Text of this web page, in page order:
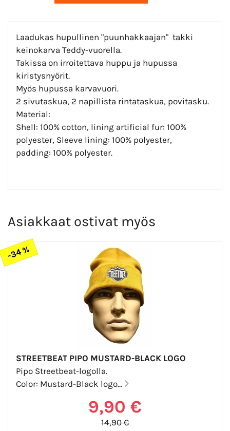
Laadukas hupullinen "puunhakkaajan" takki
keinokarva Teddy-vuorella.
Takissa on irroitettava huppu ja hupussa
kiristysnyörit.
Myös hupussa karvavuori.
2 sivutaskua, 2 napillista rintataskua, povitasku.
Material:
Shell: 100% cotton, lining artificial fur: 100%
polyester, Sleeve lining: 100% polyester,
padding: 100% polyester.
Asiakkaat ostivat myös
-34 %
STREETBEAT PIPO MUSTARD-BLACK LOGO
Pipo Streetbeat-logolla.
Color: Mustard-Black logo...
9,90 €
14,90 €